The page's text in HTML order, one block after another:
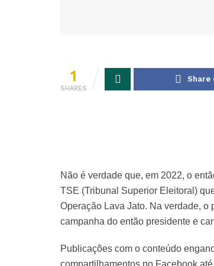
1
SHARES
Share
Não é verdade que, em 2022, o
TSE (Tribunal Superior Eleitoral)
Operação Lava Jato. Na verdade, o
campanha do então presidente e
Publicações com o conteúdo
compartilhamentos no Facebook